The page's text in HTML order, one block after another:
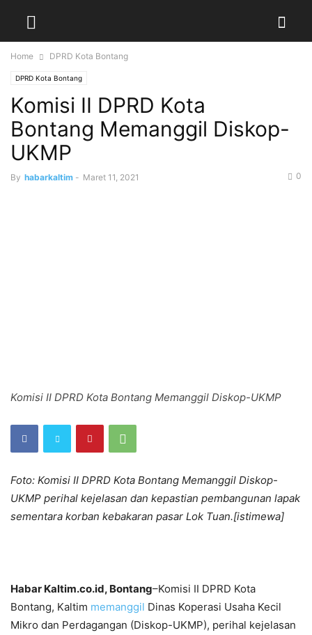
Home DPRD Kota Bontang
DPRD Kota Bontang
Komisi II DPRD Kota
Bontang Memanggil Diskop-
UKMP
By habarkaltim - Maret 11, 2021 0
Komisi II DPRD Kota Bontang Memanggil Diskop-UKMP
Foto: Komisi II DPRD Kota Bontang Memanggil Diskop-
UKMP perihal kejelasan dan kepastian pembangunan lapak
sementara korban kebakaran pasar Lok Tuan.[istimewa]
Habar Kaltim.co.id, Bontang–Komisi II DPRD Kota
Bontang, Kaltim memanggil Dinas Koperasi Usaha Kecil
Mikro dan Perdagangan (Diskop-UKMP), perihal kejelasan